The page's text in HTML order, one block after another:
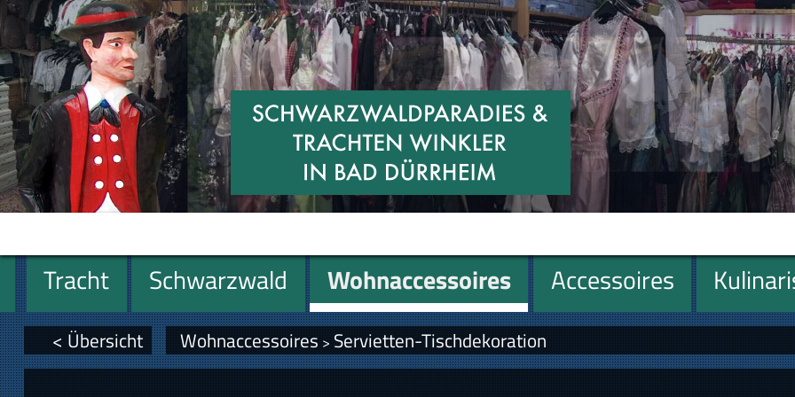
Tracht Schwarzwald Wohnaccessoires Accessoires
Miniaturen
Geschenke
< Übersicht Wohnaccessoires > Servietten-Tischdekoration